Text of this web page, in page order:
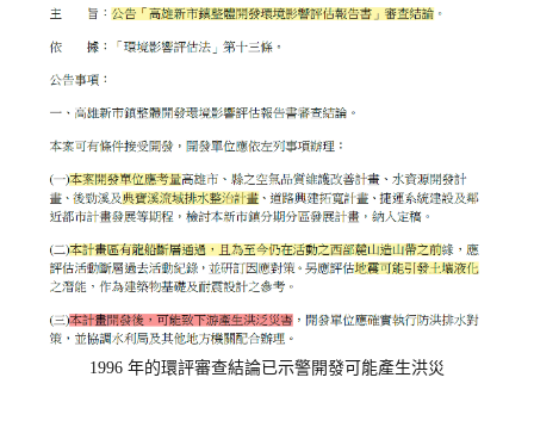
1996 年的環評審查結論已示警開發可能產生洪災